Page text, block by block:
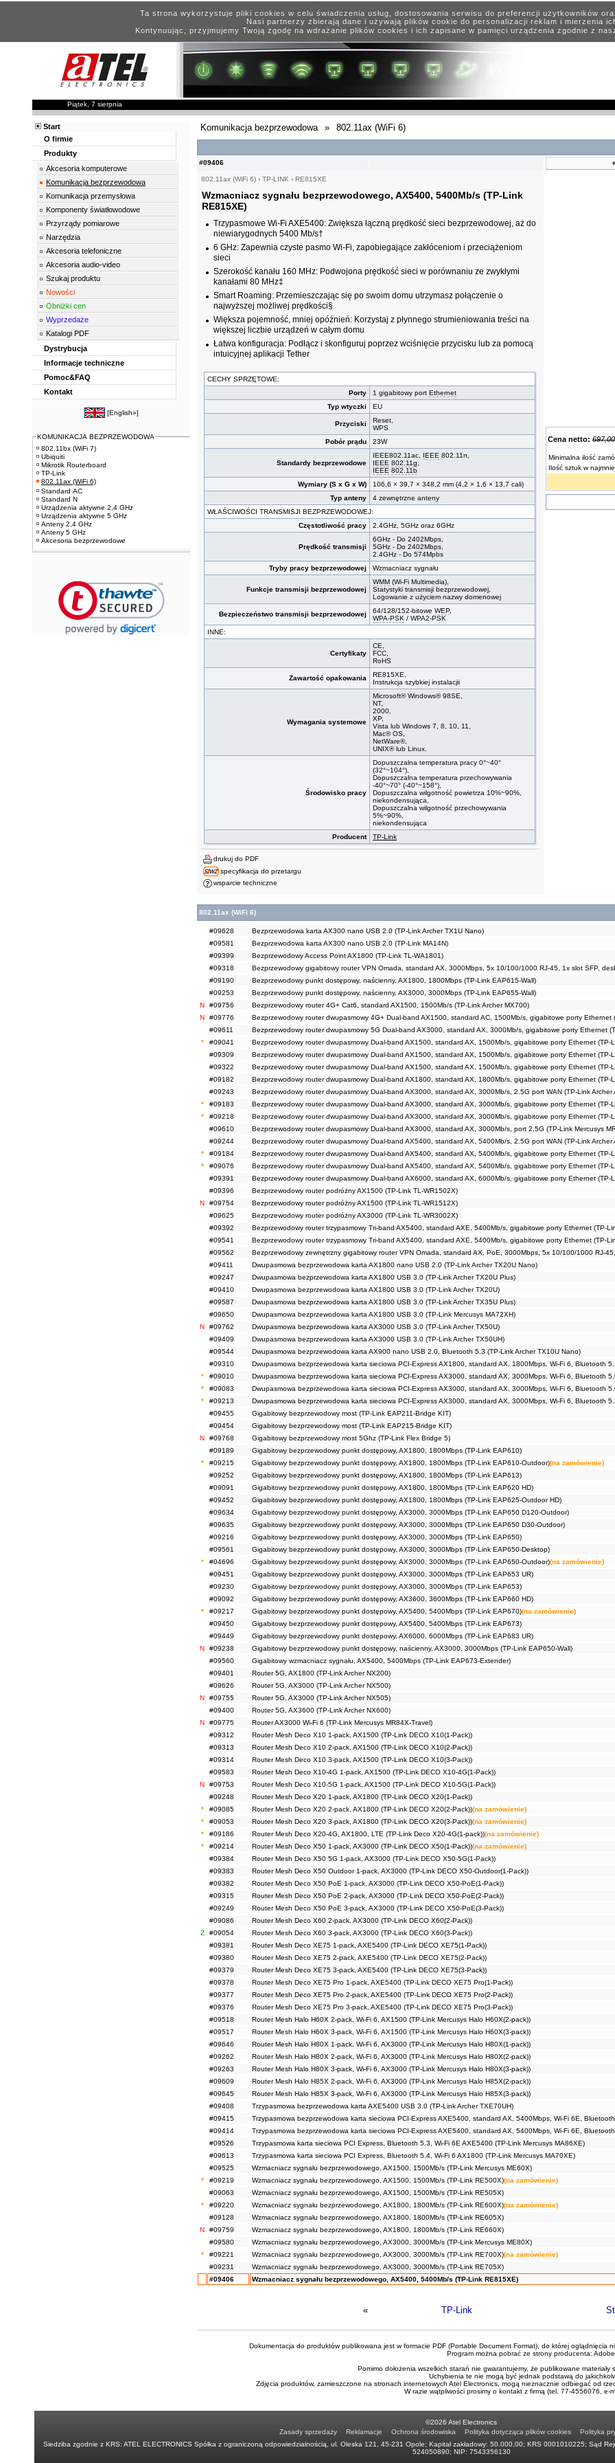
Ta strona wykorzystuje pliki cookies w celu świadczenia usług, dostosowania serwisu do preferencji użytkowników
Nasi partnerzy zbierają dane i używają plików cookie do personalizacji reklam i mierzenia
Kontynuując, przyjmujemy Twoją zgodę na wdrażanie plików cookies i ich zapisane w pamięci urządzenia zgodnie z
Piątek, 7 sierpnia
Komunikacja bezprzewodowa » 802.11ax (WiFi 6)
#09406
802.11ax (WiFi 6) › TP-LINK › RE815XE
Wzmacniacz sygnału bezprzewodowego, AX5400, 5400Mb/s (TP-Link
RE815XE)
Trzypasmowe Wi-Fi AXE5400: Zwiększa łączną prędkość sieci bezprzewodowej, aż do
niewiarygodnych 5400 Mb/s†
6 GHz: Zapewnia czyste pasmo Wi-Fi, zapobiegające zakłóceniom i przeciążeniom
sieci
Szerokość kanału 160 MHz: Podwojona prędkość sieci w porównaniu ze zwykłymi
kanałami 80 MHz‡
Smart Roaming: Przemieszczając się po swoim domu utrzymasz połączenie o
najwyższej możliwej prędkości§
Większa pojemność, mniej opóźnień: Korzystaj z płynnego strumieniowania treści na
większej liczbie urządzeń w całym domu
Łatwa konfiguracja: Podłącz i skonfiguruj poprzez wciśnięcie przycisku lub za pomocą
intuicyjnej aplikacji Tether
CECHY SPRZĘTOWE:
Porty
1 gigabitowy port Ethernet
Typ wtyczki
EU
Przyciski
Reset,
WPS
Pobór prądu
23W
Standardy bezprzewodowe
IEEE802.11ac, IEEE 802.11n,
IEEE 802.11g,
IEEE 802.11b
Wymiary (S x G x W)
106,6 × 39,7 × 348,2 mm (4,2 × 1,6 × 13,7 cali)
Typ anteny
4 zewnętrzne anteny
WŁAŚCIWOŚCI TRANSMISJI BEZPRZEWODOWEJ:
Częstotliwość pracy
2.4GHz, 5GHz oraz 6GHz
Prędkość transmisji
6GHz - Do 2402Mbps,
5GHz - Do 2402Mbps,
2.4GHz - Do 574Mpbs
Tryby pracy bezprzewodowej
Wzmacniacz sygnału
Funkcje transmisji bezprzewodowej
WMM (Wi-Fi Multimedia),
Statystyki transmisji bezprzewodowej,
Logowanie z użyciem nazwy domenowej
Bezpieczeństwo transmisji bezprzewodowej 64/128/152-bitowe WEP,
WPA-PSK / WPA2-PSK
INNE:
Certyfikaty
CE,
FCC,
RoHS
Zawartość opakowania
RE815XE,
Instrukcja szybkiej instalacjii
Wymagania systemowe
Microsoft® Windows® 98SE,
NT,
2000,
XP,
Vista lub Windows 7, 8, 10, 11,
Mac® OS,
NetWare®,
UNIX® lub Linux.
Środowisko pracy
Dopuszczalna temperatura pracy 0°~40°
(32°~104°),
Dopuszczalna temperatura przechowywania
-40°~70° (-40°~158°),
Dopuszczalna wilgotność powietrza 10%~90%,
niekondensująca,
Dopuszczalna wilgotność przechowywania
5%~90%,
niekondensująca
Producent
TP-Link
drukuj do PDF
specyfikacja do przetargu
wsparcie techniczne
Cena netto: 697,00
Minimalna ilość
Ilość sztuk w
802.11ax (WiFi 6)
#09628
Bezprzewodowa karta AX300 nano USB 2.0 (TP-Link Archer TX1U Nano)
#09581
Bezprzewodowa karta AX300 nano USB 2.0 (TP-Link MA14N)
#09399
Bezprzewodowy Access Point AX1800 (TP-Link TL-WA1801)
#09318
Bezprzewodowy gigabitowy router VPN Omada, standard AX, 3000Mbps, 5x 10/100/1000 RJ-45, 1x slot SFP,
#09190
Bezprzewodowy punkt dostępowy, naścienny, AX1800, 1800Mbps (TP-Link EAP615-Wall)
#09253
Bezprzewodowy punkt dostępowy, naścienny, AX3000, 3000Mbps (TP-Link EAP655-Wall)
N
#09756
Bezprzewodowy router 4G+ Cat6, standard AX1500, 1500Mb/s (TP-Link Archer MX700)
N
#09776
Bezprzewodowy router dwupasmowy 4G+ Dual-band AX1500, standard AC, 1500Mb/s, gigabitowe porty Ethernet
#09611
Bezprzewodowy router dwupasmowy 5G Dual-band AX3000, standard AX, 3000Mb/s, gigabitowe porty Ethernet
*
#09041
Bezprzewodowy router dwupasmowy Dual-band AX1500, standard AX, 1500Mb/s, gigabitowe porty Ethernet (TP-
#09309
Bezprzewodowy router dwupasmowy Dual-band AX1500, standard AX, 1500Mb/s, gigabitowe porty Ethernet (TP-
#09322
Bezprzewodowy router dwupasmowy Dual-band AX1500, standard AX, 1500Mb/s, gigabitowe porty Ethernet (TP-
#09182
Bezprzewodowy router dwupasmowy Dual-band AX1800, standard AX, 1800Mb/s, gigabitowe porty Ethernet (TP-
#09243
Bezprzewodowy router dwupasmowy Dual-band AX3000, standard AX, 3000Mb/s, 2.5G port WAN (TP-Link Archer
*
#09183
Bezprzewodowy router dwupasmowy Dual-band AX3000, standard AX, 3000Mb/s, gigabitowe porty Ethernet (TP-
*
#09218
Bezprzewodowy router dwupasmowy Dual-band AX3000, standard AX, 3000Mb/s, gigabitowe porty Ethernet (TP-
#09610
Bezprzewodowy router dwupasmowy Dual-band AX3000, standard AX, 3000Mb/s, port 2,5G (TP-Link Mercusys
#09244
Bezprzewodowy router dwupasmowy Dual-band AX5400, standard AX, 5400Mb/s, 2.5G port WAN (TP-Link Archer
*
#09184
Bezprzewodowy router dwupasmowy Dual-band AX5400, standard AX, 5400Mb/s, gigabitowe porty Ethernet (TP-
*
#09076
Bezprzewodowy router dwupasmowy Dual-band AX5400, standard AX, 5400Mb/s, gigabitowe porty Ethernet (TP-
#09391
Bezprzewodowy router dwupasmowy Dual-band AX6000, standard AX, 6000Mb/s, gigabitowe porty Ethernet (TP-
#09396
Bezprzewodowy router podróżny AX1500 (TP-Link TL-WR1502X)
N
#09754
Bezprzewodowy router podróżny AX1500 (TP-Link TL-WR1512X)
#09625
Bezprzewodowy router podróżny AX3000 (TP-Link TL-WR3002X)
#09392
Bezprzewodowy router trzypasmowy Tri-band AX5400, standard AXE, 5400Mb/s, gigabitowe porty Ethernet (TP-
#09541
Bezprzewodowy router trzypasmowy Tri-band AX5400, standard AXE, 5400Mb/s, gigabitowe porty Ethernet (TP-
#09562
Bezprzewodowy zewnętrzny gigabitowy router VPN Omada, standard AX, PoE, 3000Mbps, 5x 10/100/1000 RJ-
#09411
Dwupasmowa bezprzewodowa karta AX1800 nano USB 2.0 (TP-Link Archer TX20U Nano)
#09247
Dwupasmowa bezprzewodowa karta AX1800 USB 3.0 (TP-Link Archer TX20U Plus)
#09410
Dwupasmowa bezprzewodowa karta AX1800 USB 3.0 (TP-Link Archer TX20U)
#09587
Dwupasmowa bezprzewodowa karta AX1800 USB 3.0 (TP-Link Archer TX35U Plus)
#09650
Dwupasmowa bezprzewodowa karta AX1800 USB 3.0 (TP-Link Mercusys MA72XH)
N
#09762
Dwupasmowa bezprzewodowa karta AX3000 USB 3.0 (TP-Link Archer TX50U)
#09409
Dwupasmowa bezprzewodowa karta AX3000 USB 3.0 (TP-Link Archer TX50UH)
#09544
Dwupasmowa bezprzewodowa karta AX900 nano USB 2.0, Bluetooth 5.3 (TP-Link Archer TX10U Nano)
#09310
Dwupasmowa bezprzewodowa karta sieciowa PCI-Express AX1800, standard AX, 1800Mbps, Wi-Fi 6, Bluetooth
*
#09010
Dwupasmowa bezprzewodowa karta sieciowa PCI-Express AX3000, standard AX, 3000Mbps, Wi-Fi 6, Bluetooth
*
#09083
Dwupasmowa bezprzewodowa karta sieciowa PCI-Express AX3000, standard AX, 3000Mbps, Wi-Fi 6, Bluetooth
*
#09213
Dwupasmowa bezprzewodowa karta sieciowa PCI-Express AX3000, standard AX, 3000Mbps, Wi-Fi 6, Bluetooth
#09455
Gigabitowy bezprzewodowy most (TP-Link EAP211-Bridge KIT)
#09454
Gigabitowy bezprzewodowy most (TP-Link EAP215-Bridge KIT)
N
#09768
Gigabitowy bezprzewodowy most 5Ghz (TP-Link Flex Bridge 5)
#09189
Gigabitowy bezprzewodowy punkt dostępowy, AX1800, 1800Mbps (TP-Link EAP610)
*
#09215 Gigabitowy bezprzewodowy punkt dostępowy, AX1800, 1800Mbps (TP-Link EAP610-Outdoor)(na zamówienie)
#09252
Gigabitowy bezprzewodowy punkt dostępowy, AX1800, 1800Mbps (TP-Link EAP613)
#09091
Gigabitowy bezprzewodowy punkt dostępowy, AX1800, 1800Mbps (TP-Link EAP620 HD)
#09452
Gigabitowy bezprzewodowy punkt dostępowy, AX1800, 1800Mbps (TP-Link EAP625-Outdoor HD)
#09634
Gigabitowy bezprzewodowy punkt dostępowy, AX3000, 3000Mbps (TP-Link EAP650 D120-Outdoor)
#09635
Gigabitowy bezprzewodowy punkt dostępowy, AX3000, 3000Mbps (TP-Link EAP650 D30-Outdoor)
#09216
Gigabitowy bezprzewodowy punkt dostępowy, AX3000, 3000Mbps (TP-Link EAP650)
#09561
Gigabitowy bezprzewodowy punkt dostępowy, AX3000, 3000Mbps (TP-Link EAP650-Desktop)
*
#04696 Gigabitowy bezprzewodowy punkt dostępowy, AX3000, 3000Mbps (TP-Link EAP650-Outdoor)(na zamówienie)
#09451
Gigabitowy bezprzewodowy punkt dostępowy, AX3000, 3000Mbps (TP-Link EAP653 UR)
#09230
Gigabitowy bezprzewodowy punkt dostępowy, AX3000, 3000Mbps (TP-Link EAP653)
#09092
Gigabitowy bezprzewodowy punkt dostępowy, AX3600, 3600Mbps (TP-Link EAP660 HD)
*
#09217 Gigabitowy bezprzewodowy punkt dostępowy, AX5400, 5400Mbps (TP-Link EAP670)(na zamówienie)
#09450
Gigabitowy bezprzewodowy punkt dostępowy, AX5400, 5400Mbps (TP-Link EAP673)
#09449
Gigabitowy bezprzewodowy punkt dostępowy, AX6000, 6000Mbps (TP-Link EAP683 UR)
N
#09238
Gigabitowy bezprzewodowy punkt dostępowy, naścienny, AX3000, 3000Mbps (TP-Link EAP650-Wall)
#09560
Gigabitowy wzmacniacz sygnału, AX5400, 5400Mbps (TP-Link EAP673-Extender)
#09401
Router 5G, AX1800 (TP-Link Archer NX200)
#09626
Router 5G, AX3000 (TP-Link Archer NX500)
N
#09755
Router 5G, AX3000 (TP-Link Archer NX505)
#09400
Router 5G, AX3600 (TP-Link Archer NX600)
N
#09775
Router AX3000 Wi-Fi 6 (TP-Link Mercusys MR84X-Travel)
#09312
Router Mesh Deco X10 1-pack, AX1500 (TP-Link DECO X10(1-Pack))
#09313
Router Mesh Deco X10 2-pack, AX1500 (TP-Link DECO X10(2-Pack))
#09314
Router Mesh Deco X10 3-pack, AX1500 (TP-Link DECO X10(3-Pack))
#09583
Router Mesh Deco X10-4G 1-pack, AX1500 (TP-Link DECO X10-4G(1-Pack))
N
#09753
Router Mesh Deco X10-5G 1-pack, AX1500 (TP-Link DECO X10-5G(1-Pack))
#09248
Router Mesh Deco X20 1-pack, AX1800 (TP-Link DECO X20(1-Pack))
*
#09085 Router Mesh Deco X20 2-pack, AX1800 (TP-Link DECO X20(2-Pack))(na zamówienie)
*
#09053 Router Mesh Deco X20 3-pack, AX1800 (TP-Link DECO X20(3-Pack))(na zamówienie)
*
#09186 Router Mesh Deco X20-4G, AX1800, LTE (TP-Link Deco X20-4G(1-pack))(na zamówienie)
*
#09214 Router Mesh Deco X50 1-pack, AX3000 (TP-Link DECO X50(1-Pack))(na zamówienie)
#09384
Router Mesh Deco X50 5G 1-pack, AX3000 (TP-Link DECO X50-5G(1-Pack))
#09383
Router Mesh Deco X50 Outdoor 1-pack, AX3000 (TP-Link DECO X50-Outdoor(1-Pack))
#09382
Router Mesh Deco X50 PoE 1-pack, AX3000 (TP-Link DECO X50-PoE(1-Pack))
#09315
Router Mesh Deco X50 PoE 2-pack, AX3000 (TP-Link DECO X50-PoE(2-Pack))
#09249
Router Mesh Deco X50 PoE 3-pack, AX3000 (TP-Link DECO X50-PoE(3-Pack))
#09086
Router Mesh Deco X60 2-pack, AX3000 (TP-Link DECO X60(2-Pack))
Z
#09054
Router Mesh Deco X60 3-pack, AX3000 (TP-Link DECO X60(3-Pack))
#09381
Router Mesh Deco XE75 1-pack, AXE5400 (TP-Link DECO XE75(1-Pack))
#09380
Router Mesh Deco XE75 2-pack, AXE5400 (TP-Link DECO XE75(2-Pack))
#09379
Router Mesh Deco XE75 3-pack, AXE5400 (TP-Link DECO XE75(3-Pack))
#09378
Router Mesh Deco XE75 Pro 1-pack, AXE5400 (TP-Link DECO XE75 Pro(1-Pack))
#09377
Router Mesh Deco XE75 Pro 2-pack, AXE5400 (TP-Link DECO XE75 Pro(2-Pack))
#09376
Router Mesh Deco XE75 Pro 3-pack, AXE5400 (TP-Link DECO XE75 Pro(3-Pack))
#09518
Router Mesh Halo H60X 2-pack, Wi-Fi 6, AX1500 (TP-Link Mercusys Halo H60X(2-pack))
#09517
Router Mesh Halo H60X 3-pack, Wi-Fi 6, AX1500 (TP-Link Mercusys Halo H60X(3-pack))
#09646
Router Mesh Halo H80X 1-pack, Wi-Fi 6, AX3000 (TP-Link Mercusys Halo H80X(1-pack))
#09262
Router Mesh Halo H80X 2-pack, Wi-Fi 6, AX3000 (TP-Link Mercusys Halo H80X(2-pack))
#09263
Router Mesh Halo H80X 3-pack, Wi-Fi 6, AX3000 (TP-Link Mercusys Halo H80X(3-pack))
#09609
Router Mesh Halo H85X 2-pack, Wi-Fi 6, AX3000 (TP-Link Mercusys Halo H85X(2-pack))
#09645
Router Mesh Halo H85X 3-pack, Wi-Fi 6, AX3000 (TP-Link Mercusys Halo H85X(3-pack))
#09408
Trzypasmowa bezprzewodowa karta AXE5400 USB 3.0 (TP-Link Archer TXE70UH)
#09415
Trzypasmowa bezprzewodowa karta sieciowa PCI-Express AXE5400, standard AX, 5400Mbps, Wi-Fi 6E,
#09414
Trzypasmowa bezprzewodowa karta sieciowa PCI-Express AXE5400, standard AX, 5400Mbps, Wi-Fi 6E,
#09526
Trzypasmowa karta sieciowa PCI Express, Bluetooth 5.3, Wi-Fi 6E AXE5400 (TP-Link Mercusys MA86XE)
#09613
Trzypasmowa karta sieciowa PCI Express, Bluetooth 5.4, Wi-Fi 6 AX1800 (TP-Link Mercusys MA70XE)
#09525
Wzmacniacz sygnału bezprzewodowego, AX1500, 1500Mb/s (TP-Link Mercusys ME60X)
*
#09219 Wzmacniacz sygnału bezprzewodowego, AX1500, 1500Mb/s (TP-Link RE500X)(na zamówienie)
#09063
Wzmacniacz sygnału bezprzewodowego, AX1500, 1500Mb/s (TP-Link RE505X)
*
#09220 Wzmacniacz sygnału bezprzewodowego, AX1800, 1800Mb/s (TP-Link RE600X)(na zamówienie)
#09128
Wzmacniacz sygnału bezprzewodowego, AX1800, 1800Mb/s (TP-Link RE605X)
N
#09759
Wzmacniacz sygnału bezprzewodowego, AX1800, 1800Mb/s (TP-Link RE660X)
#09580
Wzmacniacz sygnału bezprzewodowego, AX3000, 3000Mb/s (TP-Link Mercusys ME80X)
*
#09221 Wzmacniacz sygnału bezprzewodowego, AX3000, 3000Mb/s (TP-Link RE700X)(na zamówienie)
#09231
Wzmacniacz sygnału bezprzewodowego, AX3000, 3000Mb/s (TP-Link RE705X)
#09406
Wzmacniacz sygnału bezprzewodowego, AX5400, 5400Mb/s (TP-Link RE815XE)
« TP-Link
Dokumentacja do produktów publikowana jest w formacie PDF (Portable Document Format), do której oglądnięcia
Program można pobrać ze strony producenta:
Pomimo dołożenia wszelkich starań nie gwarantujemy, że publikowane materiały
Uchybienia te nie mogą być jednak podstawą do
Zdjęcia produktów, zamieszczone na stronach internetowych Atel Electronics, mogą nieznacznie odbiegać od
W razie wątpliwości prosimy o kontakt z firmą (tel. 77-4556076, e-
Start
O firmie
Produkty
Akcesoria komputerowe
Komunikacja bezprzewodowa
Komunikacja przemysłowa
Komponenty światłowodowe
Przyrządy pomiarowe
Narzędzia
Akcesoria telefoniczne
Akcesoria audio-video
Szukaj produktu
Nowości
Obniżki cen
Wyprzedaże
Katalogi PDF
Dystrybucja
Informacje techniczne
Pomoc&FAQ
Kontakt
[English»]
KOMUNIKACJA BEZPRZEWODOWA
802.11bx (WiFi 7)
Ubiquiti
Mikrotik Routerboard
TP-Link
802.11ax (WiFi 6)
Standard AC
Standard N
Urządzenia aktywne 2,4 GHz
Urządzenia aktywne 5 GHz
Anteny 2,4 GHz
Anteny 5 GHz
Akcesoria bezprzewodowe
©2026 Atel Electronics
Zasady sprzedaży
Reklamacje Ochrona środowiska Polityka dotycząca plików cookies
Polityka
Siedziba zgodnie z KRS: ATEL ELECTRONICS Spółka z ograniczoną odpowiedzialnością, ul. Oleska 121, 45-231 Opole; Kapitał zakładowy: 50.000,00; KRS 0001010225; Sąd
524050890; NIP: 7543356130